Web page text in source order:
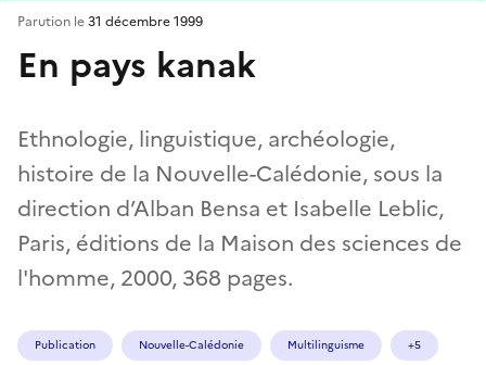
En pays kanak
Ethnologie, linguistique, archéologie,
histoire de la Nouvelle-Calédonie, sous la
direction d’Alban Bensa et Isabelle Leblic,
Paris, éditions de la Maison des sciences de
l'homme, 2000, 368 pages.
Parution le31 décembre 1999
Publication Nouvelle-Calédonie Multilinguisme +5